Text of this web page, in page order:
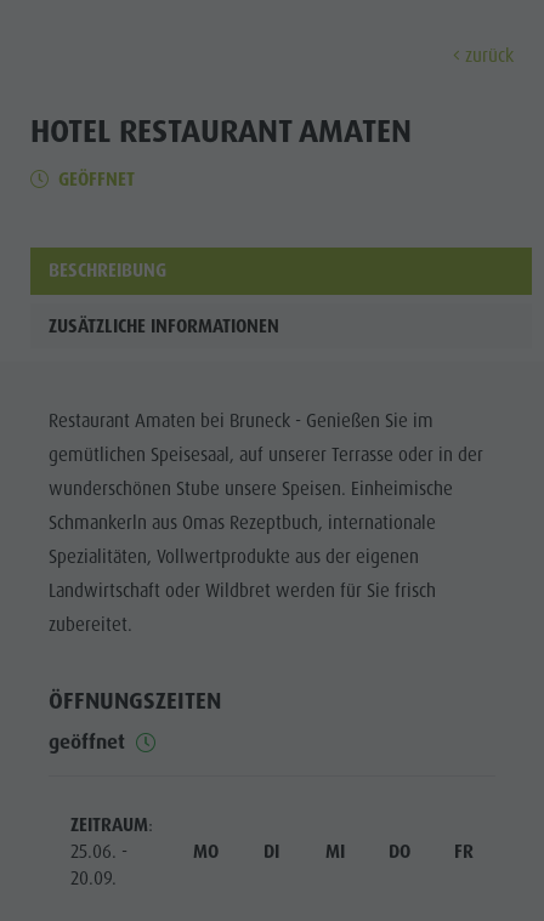
MUSEEN
SEHENSWÜRDIGKEITEN
HANDWERK
HIGHLIGHT
Familie &
Kinder
Info A-Z
Museen
Orte & Umgebung
Wellness
Familie & Kinder
Info A-Z
Wochenprogramm
Themenwege
Paragleiten
Ballonfahren
Rafting & Canyoning
Reiten
Tennis
Schwimmen
Urlaub buchen
Mobilität vor Ort
Wetter
Kontakt
Newsletter
Katalogservice
Ortstaxe
Urlaub mit Hund
FAQ
Bruneck Stadt
Stadtführungen
Trainingslager
zurück
HOTEL RESTAURANT AMATEN
GEÖFFNET
BESCHREIBUNG
ZUSÄTZLICHE INFORMATIONEN
Restaurant Amaten bei Bruneck - Genießen Sie im
gemütlichen Speisesaal, auf unserer Terrasse oder in der
wunderschönen Stube unsere Speisen. Einheimische
Schmankerln aus Omas Rezeptbuch, internationale
Spezialitäten, Vollwertprodukte aus der eigenen
Landwirtschaft oder Wildbret werden für Sie frisch
zubereitet.
ÖFFNUNGSZEITEN
geöffnet
ZEITRAUM:
25.06. -
20.09.
MO DI MI DO FR